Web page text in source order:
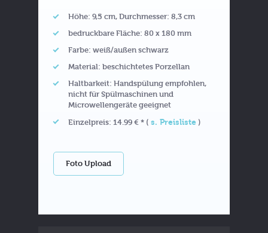
Höhe: 9,5 cm, Durchmesser: 8,3 cm
bedruckbare Fläche: 80 x 180 mm
Farbe: weiß/außen schwarz
Material: beschichtetes Porzellan
Haltbarkeit: Handspülung empfohlen,
nicht für Spülmaschinen und
Microwellengeräte geeignet
Einzelpreis: 14.99 € * ( s. Preisliste )
Foto Upload